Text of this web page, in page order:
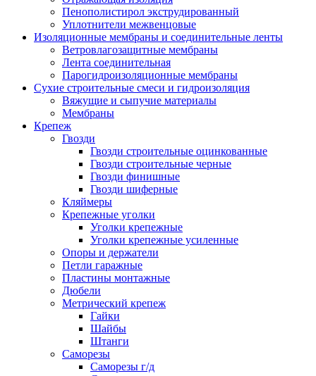
Пенополистирол экструдированный
Уплотнители межвенцовые
Изоляционные мембраны и соединительные ленты
Ветровлагозащитные мембраны
Лента соединительная
Парогидроизоляционные мембраны
Сухие строительные смеси и гидроизоляция
Вяжущие и сыпучие материалы
Мембраны
Крепеж
Гвозди
Гвозди строительные оцинкованные
Гвозди строительные черные
Гвозди финишные
Гвозди шиферные
Кляймеры
Крепежные уголки
Уголки крепежные
Уголки крепежные усиленные
Опоры и держатели
Петли гаражные
Пластины монтажные
Дюбели
Метрический крепеж
Гайки
Шайбы
Штанги
Саморезы
Саморезы г/д